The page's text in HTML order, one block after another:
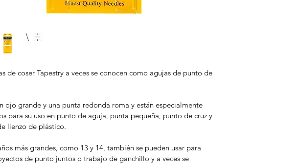
de coser Tapestry a veces se conocen como agujas de punto de
ojo grande y una punta redonda roma y están especialmente
para su uso en punto de aguja, punta pequeña, punto de cruz y
lienzo de plástico.
más grandes, como 13 y 14, también se pueden usar para
de punto juntos o trabajo de ganchillo y a veces se